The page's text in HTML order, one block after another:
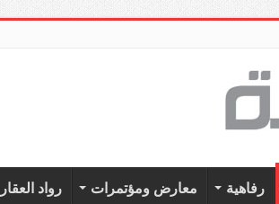
رفاهية معارض ومؤتمرات رواد العقار